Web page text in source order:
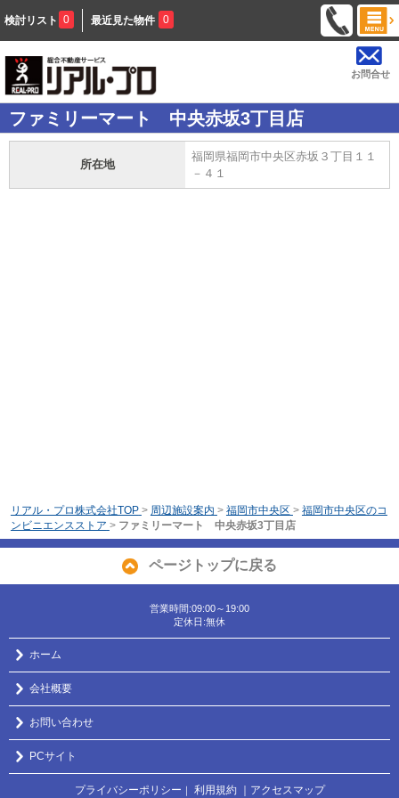
検討リスト 0 最近見た物件 0
お問合せ
ファミリーマート 中央赤坂3丁目店
所在地
福岡県福岡市中央区赤坂３丁目１１
－４１
リアル・プロ株式会社TOP > 周辺施設案内 > 福岡市中央区 > 福岡市中央区のコ
ンビニエンスストア > ファミリーマート 中央赤坂3丁目店
ページトップに戻る
営業時間:09:00～19:00
定休日:無休
ホーム
会社概要
お問い合わせ
PCサイト
プライバシーポリシー ｜ 利用規約 ｜アクセスマップ